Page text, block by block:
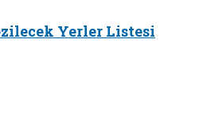
Yerler Listesi